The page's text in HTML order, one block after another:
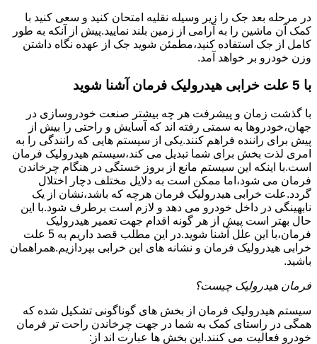
در مرحله بعد جک را زیر وسیله نقلیه امتحان کنید و سعی کنید با
کمک آن ماشین را به آرامی از زمین بلند نمایید.پیش از آنکه به طور
کامل از جک استفاده کنید،مطمئن شوید جک از عهده نگاه داشتن
وزن خودرو بر خواهد آمد.
با 5 علت خرابی هیدرولیک فرمان آشنا شوید
با گذشت زمان و پیشرفت هر چه بیشتر صنعت خودروسازی در
جهان،خودروها به سمتی رفته اند که آسایش و راحتی را بیش از
پیش برای راننده فراهم کنند.یکی از سیستم هایی که رانندگی را به
امری لذت بخش برای شما تبدیل می کند،سیستم هیدرولیک فرمان
است.با اینکه این سیستم مانع از بروز خستگی در هنگام چرخاندن
فرمان می شود،اما ممکن است به دلایل مختلف دچار اختلال
گردد.علت خرابی هیدرولیک فرمان هرچه که باشد،نشان از یک
نابهینگی در داخل خودرو می دهد و لازم است برطرف شود.با این
حال بهتر است پیش از هر گونه اقدام جهت تعمیر هیدرولیک
فرمان،با این علل آشنا شوید.در این مطلب قصد داریم به 5 علت
خرابی هیدرولیک فرمان و نشانه های این خرابی بپردازیم.همراهمان
باشید.
فرمان هیدرولیک چیست؟
سیستم هیدرولیک فرمان از بخش های گوناگونی تشکیل شده که
همگی در راستای کمک به شما در جهت چرخاندن راحت تر فرمان
خودرو فعالیت می کنند.این بخش ها عبارت اند از: